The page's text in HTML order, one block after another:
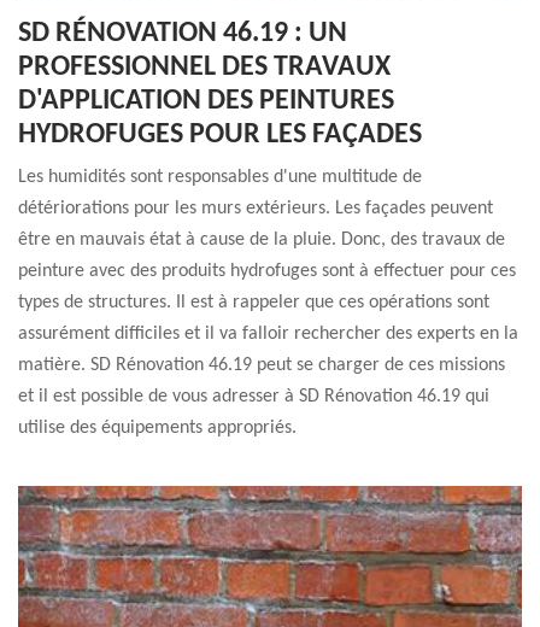
SD RÉNOVATION 46.19 : UN
PROFESSIONNEL DES TRAVAUX
D'APPLICATION DES PEINTURES
HYDROFUGES POUR LES FAÇADES
Les humidités sont responsables d'une multitude de
détériorations pour les murs extérieurs. Les façades peuvent
être en mauvais état à cause de la pluie. Donc, des travaux de
peinture avec des produits hydrofuges sont à effectuer pour ces
types de structures. Il est à rappeler que ces opérations sont
assurément difficiles et il va falloir rechercher des experts en la
matière. SD Rénovation 46.19 peut se charger de ces missions
et il est possible de vous adresser à SD Rénovation 46.19 qui
utilise des équipements appropriés.